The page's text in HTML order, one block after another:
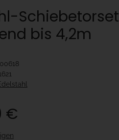
Schiebetorset
bis 4,2m
€